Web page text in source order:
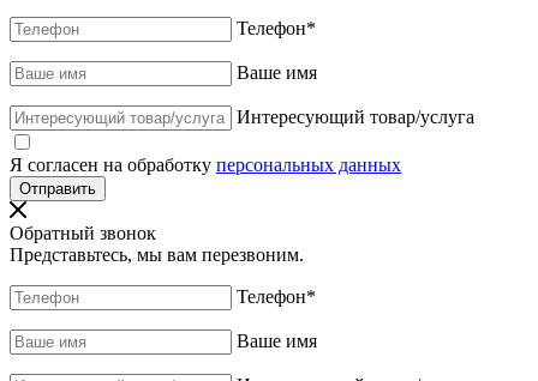
Телефон*
Ваше имя
Интересующий товар/услуга
Я согласен на обработку персональных данных
Обратный звонок
Представьтесь, мы вам перезвоним.
Телефон*
Ваше имя